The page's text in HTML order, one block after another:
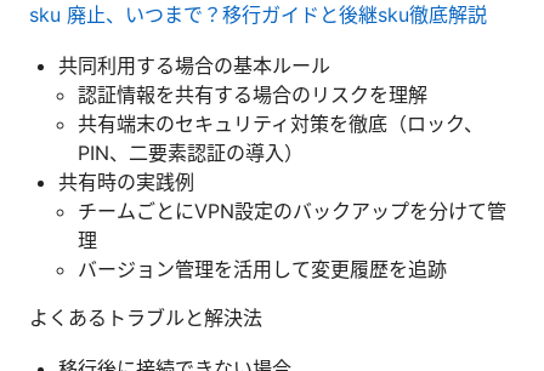
sku 廃止、いつまで？移行ガイドと後継sku徹底解説
共同利用する場合の基本ルール
認証情報を共有する場合のリスクを理解
共有端末のセキュリティ対策を徹底（ロック、
PIN、二要素認証の導入）
共有時の実践例
チームごとにVPN設定のバックアップを分けて管
理
バージョン管理を活用して変更履歴を追跡
よくあるトラブルと解決法